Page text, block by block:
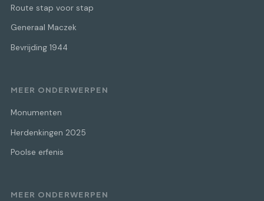
Route stap voor stap
Generaal Maczek
Bevrijding 1944
MEER ONDERWERPEN
Monumenten
Herdenkingen 2025
Poolse erfenis
MEER ONDERWERPEN